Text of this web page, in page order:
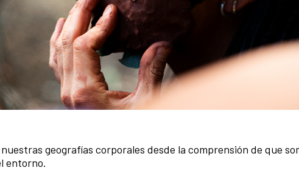
geografías corporales desde la comprensión de que
entorno.